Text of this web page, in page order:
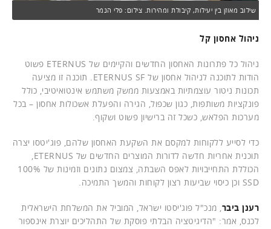
שילוב מאוזן בין יעילות, קיבולת ומהירות. צילום: פלי הנמר
ניהול אחסון קל
ניהול כל פתרונות האחסון החדשים והקיימים של ETERNUS פשוט
הודות לתוכנה לניהול אחסון של ETERNUS SF. תוכנה זו מציעה
תכונות ניטור עוצמתיות באמצעות ממשק משתמש אינטואיטיבי, כולל
פונקציות משותפות, כגון שכפול, הגירה והפעלת אשכולות אחסון – בכל
מערכות הפלאש, כשכל זה ברישיון פשוט ושקוף.
כדי לסייע ללקוחות למקסם את השקעת האחסון שלהם, פוג'יטסו יצרה
הכוללת התחייבויות לאפס השבתה, צמצום נתונים וזמינות של 100%
SSD וכן כיסוי שביעות רצון לקוחות והמשך התמיכה.
רענן ביבר , מנכ"ל פוג'יסטו ישראל, המוביל את המשלחת הישראלית
לכנס, אמר: "הדיגיטציה הבלתי פוסקת של התהליכים יוצרת אינספור